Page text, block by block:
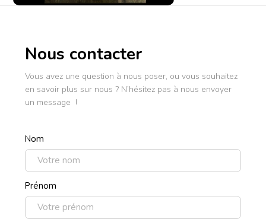
Nous contacter
Vous avez une question à nous poser, ou vous souhaitez
en savoir plus sur nous ? N’hésitez pas à nous envoyer
un message !
Nom
Prénom